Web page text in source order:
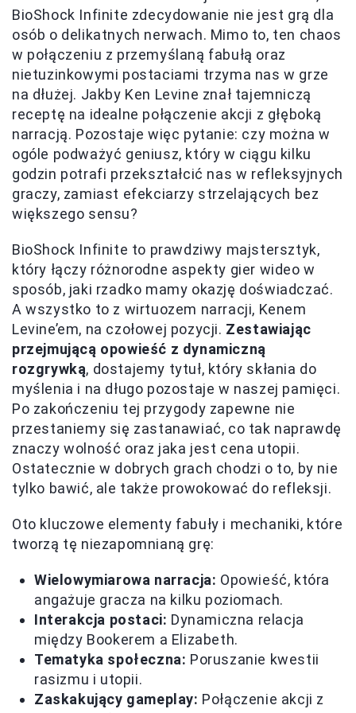
BioShock Infinite zdecydowanie nie jest grą dla
osób o delikatnych nerwach. Mimo to, ten chaos
w połączeniu z przemyślaną fabułą oraz
nietuzinkowymi postaciami trzyma nas w grze
na dłużej. Jakby Ken Levine znał tajemniczą
receptę na idealne połączenie akcji z głęboką
narracją. Pozostaje więc pytanie: czy można w
ogóle podważyć geniusz, który w ciągu kilku
godzin potrafi przekształcić nas w refleksyjnych
graczy, zamiast efekciarzy strzelających bez
większego sensu?
BioShock Infinite to prawdziwy majstersztyk,
który łączy różnorodne aspekty gier wideo w
sposób, jaki rzadko mamy okazję doświadczać.
A wszystko to z wirtuozem narracji, Kenem
Levine’em, na czołowej pozycji. Zestawiając
przejmującą opowieść z dynamiczną
rozgrywką, dostajemy tytuł, który skłania do
myślenia i na długo pozostaje w naszej pamięci.
Po zakończeniu tej przygody zapewne nie
przestaniemy się zastanawiać, co tak naprawdę
znaczy wolność oraz jaka jest cena utopii.
Ostatecznie w dobrych grach chodzi o to, by nie
tylko bawić, ale także prowokować do refleksji.
Oto kluczowe elementy fabuły i mechaniki, które
tworzą tę niezapomnianą grę:
Wielowymiarowa narracja: Opowieść, która
angażuje gracza na kilku poziomach.
Interakcja postaci: Dynamiczna relacja
między Bookerem a Elizabeth.
Tematyka społeczna: Poruszanie kwestii
rasizmu i utopii.
Zaskakujący gameplay: Połączenie akcji z